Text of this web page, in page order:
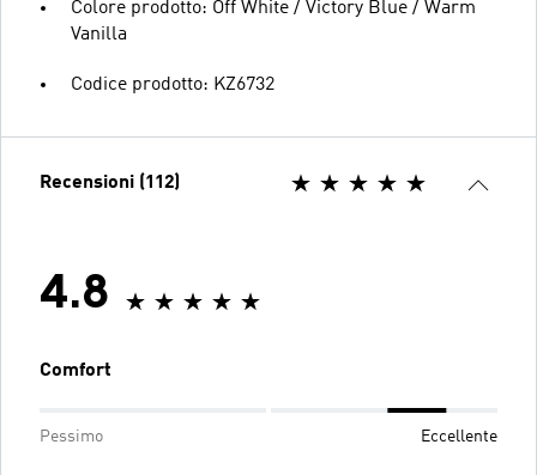
Colore prodotto: Off White / Victory Blue / Warm
Vanilla
Codice prodotto: KZ6732
Recensioni (112)
4.8
Comfort
Pessimo Eccellente